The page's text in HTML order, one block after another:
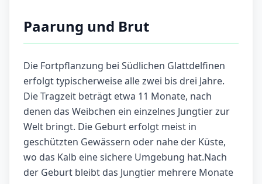
Paarung und Brut
Die Fortpflanzung bei Südlichen Glattdelfinen
erfolgt typischerweise alle zwei bis drei Jahre.
Die Tragzeit beträgt etwa 11 Monate, nach
denen das Weibchen ein einzelnes Jungtier zur
Welt bringt. Die Geburt erfolgt meist in
geschützten Gewässern oder nahe der Küste,
wo das Kalb eine sichere Umgebung hat.Nach
der Geburt bleibt das Jungtier mehrere Monate